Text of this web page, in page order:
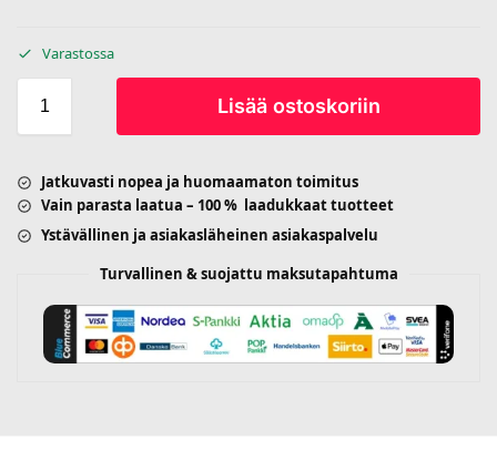
Varastossa
Lisää ostoskoriin
Jatkuvasti nopea ja huomaamaton toimitus
Vain parasta laatua – 100 % laadukkaat tuotteet
Ystävällinen ja asiakasläheinen asiakaspalvelu
Turvallinen & suojattu maksutapahtuma